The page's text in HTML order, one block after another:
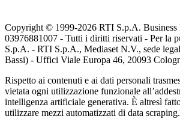
Copyright © 1999-2026 RTI S.p.A. Business
03976881007 - Tutti i diritti riservati - Per la
S.p.A. - RTI S.p.A., Mediaset N.V., sede
Bassi) - Uffici Viale Europa 46, 20093
Rispetto ai contenuti e ai dati personali
vietata ogni utilizzazione funzionale
intelligenza artificiale generativa. È altresì
utilizzare mezzi automatizzati di data scraping.